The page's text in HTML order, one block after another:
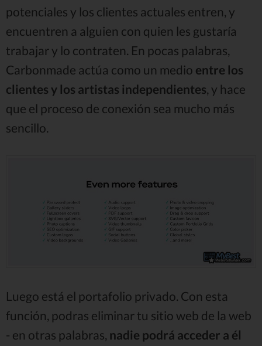
potenciales y los clientes actuales entren, y
encuentren a alguien con quien les gustaría
trabajar y lo contraten. En pocas palabras,
Carbonmade actúa como un medio entre los
clientes y los artistas independientes , y hace
que el proceso de conexión sea mucho más
sencillo.
Luego está el portafolio privado. Con esta
función, podras eliminar tu sitio web de la web
- en otras palabras, nadie podrá acceder a él